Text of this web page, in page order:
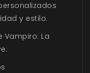
y estilo.
Vampiro: La